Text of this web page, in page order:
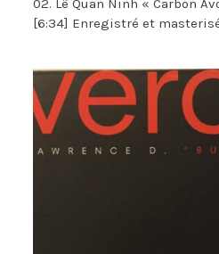
02. Lê Quan Ninh « Carbon
[6:34] Enregistré et